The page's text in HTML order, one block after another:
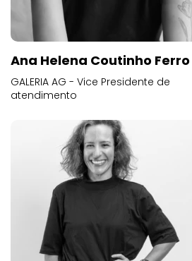
Ana Helena Coutinho Ferro
GALERIA AG - Vice Presidente de
atendimento